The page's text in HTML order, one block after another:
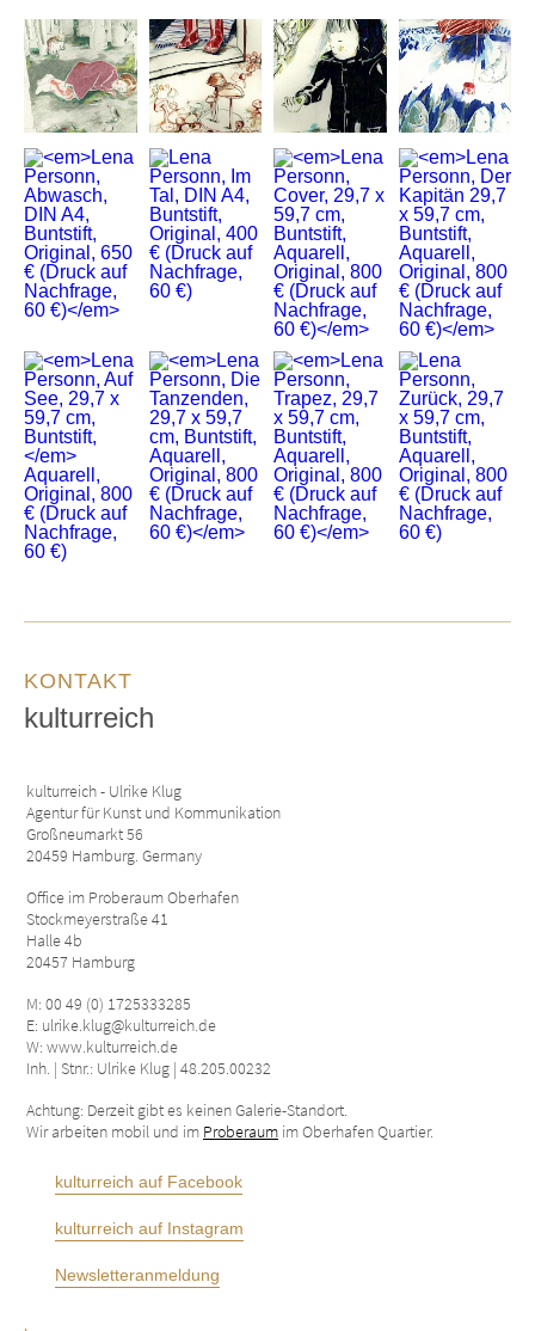
KONTAKT
kulturreich
kulturreich - Ulrike Klug
Agentur für Kunst und Kommunikation
Großneumarkt 56
20459 Hamburg. Germany
Office im Proberaum Oberhafen
Stockmeyerstraße 41
Halle 4b
20457 Hamburg
M: 00 49 (0) 1725333285
E: ulrike.klug@kulturreich.de
W: www.kulturreich.de
Inh. | Stnr.: Ulrike Klug | 48.205.00232
Achtung: Derzeit gibt es keinen Galerie-Standort.
Wir arbeiten mobil und im Proberaum im Oberhafen Quartier.
kulturreich auf Facebook
kulturreich auf Instagram
Newsletteranmeldung